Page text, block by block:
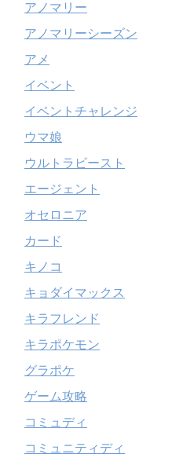
アノマリー
アノマリーシーズン
アメ
イベント
イベントチャレンジ
ウマ娘
ウルトラビースト
エージェント
オセロニア
カード
キノコ
キョダイマックス
キラフレンド
キラポケモン
グラポケ
ゲーム攻略
コミュディ
コミュニティディ